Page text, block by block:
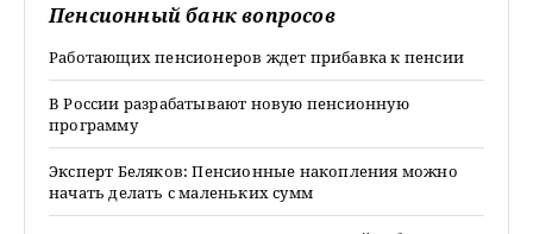
Пенсионный банк вопросов
Работающих пенсионеров ждет прибавка к пенсии
В России разрабатывают новую пенсионную
программу
Эксперт Беляков: Пенсионные накопления можно
начать делать с маленьких сумм